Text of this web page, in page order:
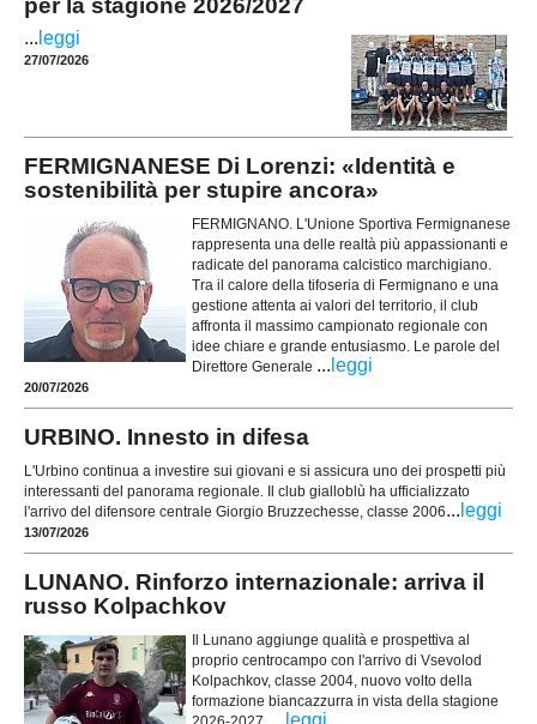
... leggi
27/07/2026
FERMIGNANESE Di Lorenzi: «Identità e
sostenibilità per stupire ancora»
FERMIGNANO. L'Unione Sportiva Fermignanese
rappresenta una delle realtà più appassionanti e
radicate del panorama calcistico marchigiano.
Tra il calore della tifoseria di Fermignano e una
gestione attenta ai valori del territorio, il club
affronta il massimo campionato regionale con
idee chiare e grande entusiasmo. Le parole del
Direttore Generale ... leggi
20/07/2026
URBINO. Innesto in difesa
L'Urbino continua a investire sui giovani e si assicura uno dei prospetti più
interessanti del panorama regionale. Il club gialloblù ha ufficializzato
l'arrivo del difensore centrale Giorgio Bruzzechesse, classe 2006... leggi
13/07/2026
LUNANO. Rinforzo internazionale: arriva il
russo Kolpachkov
Il Lunano aggiunge qualità e prospettiva al
proprio centrocampo con l'arrivo di Vsevolod
Kolpachkov, classe 2004, nuovo volto della
formazione biancazzurra in vista della stagione